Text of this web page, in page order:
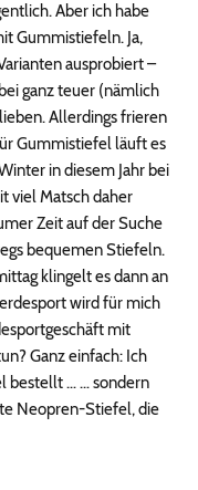
Aber ich habe
Gummistiefeln. Ja,
ausprobiert –
ganz teuer (nämlich
Allerdings frieren
Gummistiefel läuft es
in diesem Jahr bei
viel Matsch daher
Zeit auf der Suche
bequemen Stiefeln.
klingelt es dann an
wird für mich
mit
Ganz einfach: Ich
bestellt … … sondern
Neopren-Stiefel, die